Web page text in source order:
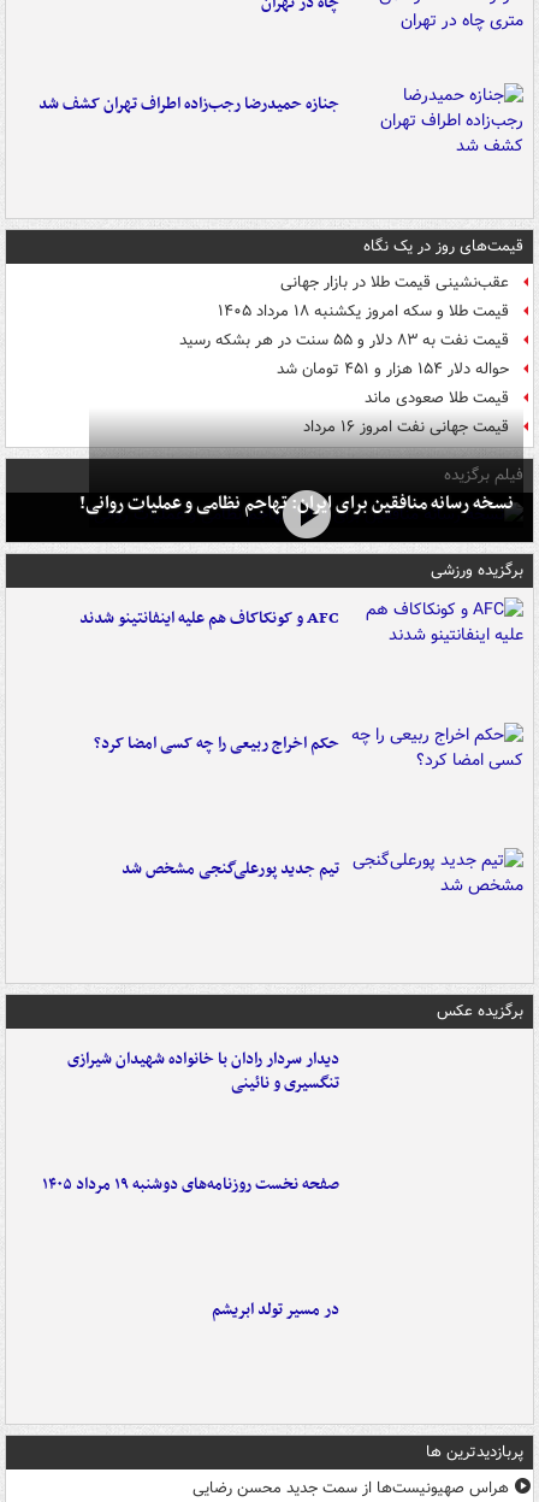
جنازه حمیدرضا رجب‌زاده اطراف تهران کشف شد
قیمت‌های روز در یک نگاه
عقب‌نشینی قیمت طلا در بازار جهانی
قیمت طلا و سکه امروز یکشنبه ۱۸ مرداد ۱۴۰۵
قیمت نفت به ۸۳ دلار و ۵۵ سنت در هر بشکه رسید
حواله دلار ۱۵۴ هزار و ۴۵۱ تومان شد
قیمت طلا صعودی ماند
قیمت جهانی نفت امروز ۱۶ مرداد
فیلم برگزیده
نسخه رسانه منافقین برای ایران: تهاجم نظامی و عملیات روانی!
برگزیده ورزشی
AFC و کونکاکاف هم علیه اینفانتینو شدند
حکم اخراج ربیعی را چه کسی امضا کرد؟
تیم جدید پورعلی‌گنجی مشخص شد
برگزیده عکس
دیدار سردار رادان با خانواده‌ شهیدان شیرازی
تنگسیری و نائینی
صفحه نخست روزنامه‌های دوشنبه ۱۹ مرداد ۱۴۰۵
در مسیر تولد ابریشم
پربازدیدترین ها
هراس صهیونیست‌ها از سمت جدید محسن رضایی